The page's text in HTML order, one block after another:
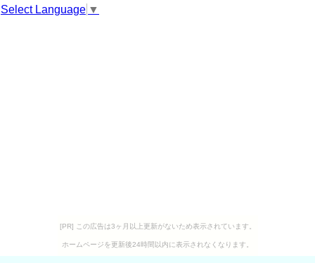
Select Language ▼
[PR] この広告は3ヶ月以上更新がないため表示されています。
ホームページを更新後24時間以内に表示されなくなります。